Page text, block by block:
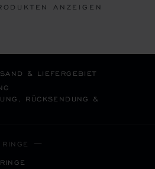
ANZEIGEN
& LIEFERGEBIET
RÜCKSENDUNG &
RINGE